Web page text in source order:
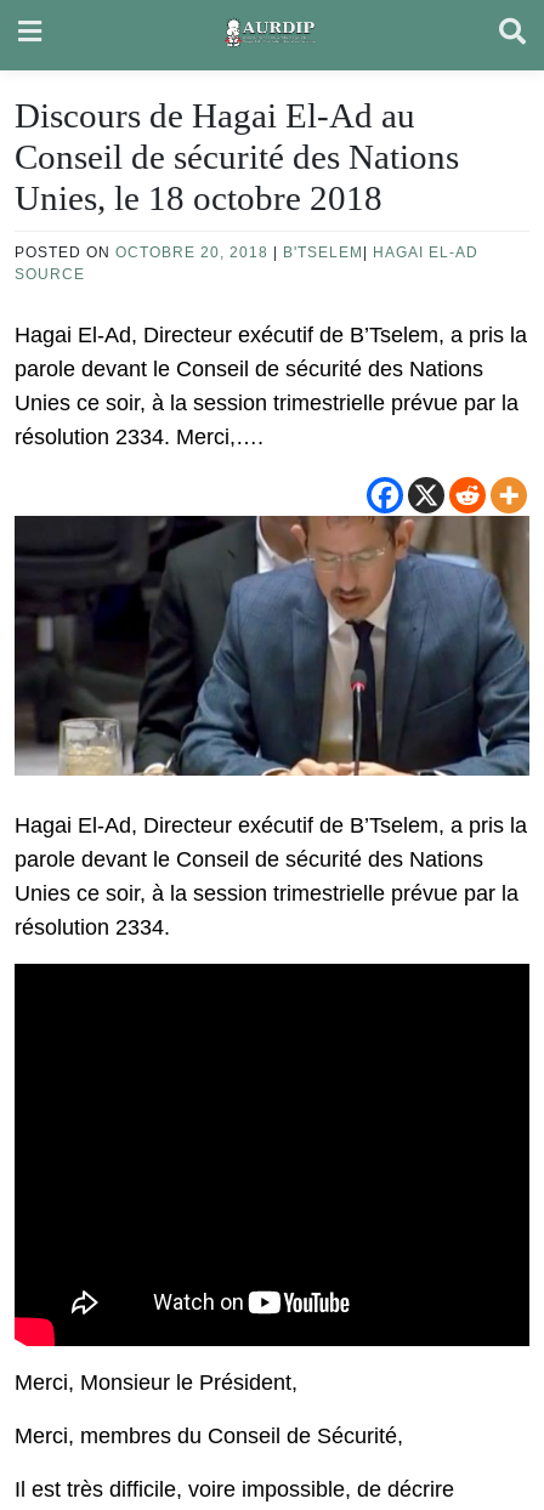
content
Discours de Hagai El-Ad au
Conseil de sécurité des Nations
Unies, le 18 octobre 2018
POSTED ON OCTOBRE 20, 2018 B'TSELEM
HAGAI EL-AD
SOURCE
Hagai El-Ad, Directeur exécutif de B’Tselem, a pris la
parole devant le Conseil de sécurité des Nations
Unies ce soir, à la session trimestrielle prévue par la
résolution 2334. Merci,….
Hagai El-Ad, Directeur exécutif de B’Tselem, a pris la
parole devant le Conseil de sécurité des Nations
Unies ce soir, à la session trimestrielle prévue par la
résolution 2334.
Merci, Monsieur le Président,
Merci, membres du Conseil de Sécurité,
Il est très difficile, voire impossible, de décrire